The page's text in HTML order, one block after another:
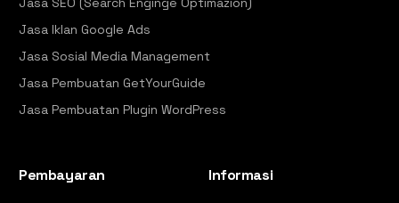
Jasa Iklan Google Ads
Jasa Sosial Media Management
Jasa Pembuatan GetYourGuide
Jasa Pembuatan Plugin WordPress
Pembayaran Informasi